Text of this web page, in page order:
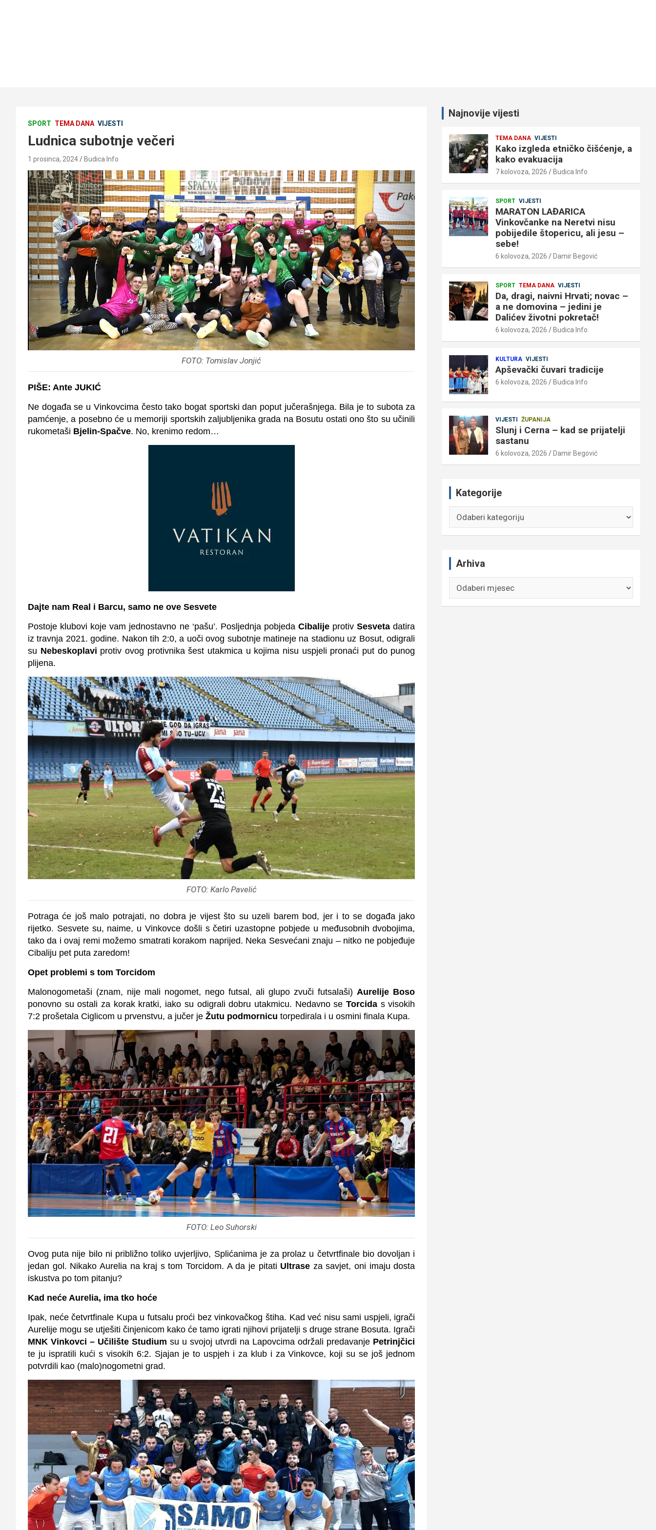
SPORT TEMA DANA VIJESTI
Ludnica subotnje večeri
1 prosinca, 2024 Budica Info
FOTO: Tomislav Jonjić
PIŠE: Ante JUKIĆ
Ne događa se u Vinkovcima često tako bogat sportski dan poput jučerašnjega. Bila je to subota za
pamćenje, a posebno će u memoriji sportskih zaljubljenika grada na Bosutu ostati ono što su učinili
rukometaši Bjelin-Spačve. No, krenimo redom…
Dajte nam Real i Barcu, samo ne ove Sesvete
Postoje klubovi koje vam jednostavno ne ‘pašu’. Posljednja pobjeda Cibalije protivSesveta datira
iz travnja 2021. godine. Nakon tih 2:0, a uoči ovog subotnje matineje na stadionu uz Bosut, odigrali
su Nebeskoplavi protiv ovog protivnika šest utakmica u kojima nisu uspjeli pronaći put do punog
plijena.
FOTO: Karlo Pavelić
Potraga će još malo potrajati, no dobra je vijest što su uzeli barem bod, jer i to se događa jako
rijetko. Sesvete su, naime, u Vinkovce došli s četiri uzastopne pobjede u međusobnih dvobojima,
tako da i ovaj remi možemo smatrati korakom naprijed. Neka Sesvećani znaju – nitko ne pobjeđuje
Cibaliju pet puta zaredom!
Opet problemi s tom Torcidom
Malonogometaši (znam, nije mali nogomet, nego futsal, ali glupo zvuči futsalaši) Aurelije Boso
ponovno su ostali za korak kratki, iako su odigrali dobru utakmicu. Nedavno se Torcidas visokih
7:2 prošetala Ciglicom u prvenstvu, a jučer je Žutu podmornicu torpedirala i u osmini finala Kupa.
FOTO: Leo Suhorski
Ovog puta nije bilo ni približno toliko uvjerljivo, Splićanima je za prolaz u četvrtfinale bio dovoljan i
jedan gol. Nikako Aurelia na kraj s tom Torcidom. A da je pitati Ultrase za savjet, oni imaju dosta
iskustva po tom pitanju?
Kad neće Aurelia, ima tko hoće
Ipak, neće četvrtfinale Kupa u futsalu proći bez vinkovačkog štiha. Kad već nisu sami uspjeli, igrači
Aurelije mogu se utješiti činjenicom kako će tamo igrati njihovi prijatelji s druge strane Bosuta. Igrači
MNK Vinkovci – Učilište Studium su u svojoj utvrdi na Lapovcima održali predavanje Petrinjčici
te ju ispratili kući s visokih 6:2. Sjajan je to uspjeh i za klub i za Vinkovce, koji su se još jednom
potvrdili kao (malo)nogometni grad.
Najnovije vijesti
TEMA DANA VIJESTI
Kako izgleda etničko čišćenje, a
kako evakuacija
7 kolovoza, 2026 Budica Info
SPORT VIJESTI
MARATON LAĐARICA
Vinkovčanke na Neretvi nisu
pobijedile štopericu, ali jesu –
sebe!
6 kolovoza, 2026 Damir Begović
SPORT TEMA DANA VIJESTI
Da, dragi, naivni Hrvati; novac –
a ne domovina – jedini je
Dalićev životni pokretač!
6 kolovoza, 2026 Budica Info
KULTURA VIJESTI
Apševački čuvari tradicije
6 kolovoza, 2026 Budica Info
VIJESTI ŽUPANIJA
Slunj i Cerna – kad se prijatelji
sastanu
6 kolovoza, 2026 Damir Begović
Kategorije
Arhiva